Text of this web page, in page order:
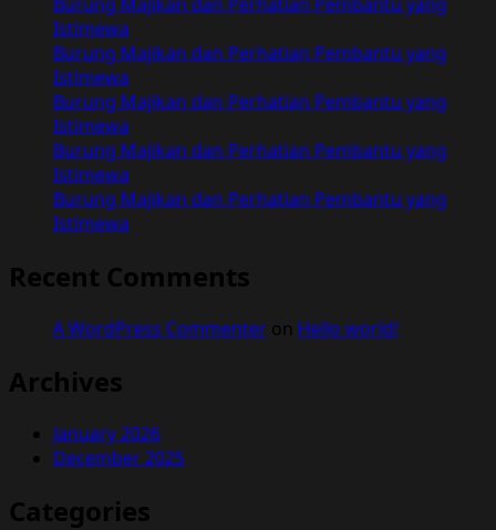
Burung Majikan dan Perhatian Pembantu yang
Istimewa
Burung Majikan dan Perhatian Pembantu yang
Istimewa
Burung Majikan dan Perhatian Pembantu yang
Istimewa
Burung Majikan dan Perhatian Pembantu yang
Istimewa
Burung Majikan dan Perhatian Pembantu yang
Istimewa
Recent Comments
A WordPress Commenter on Hello world!
Archives
January 2026
December 2025
Categories